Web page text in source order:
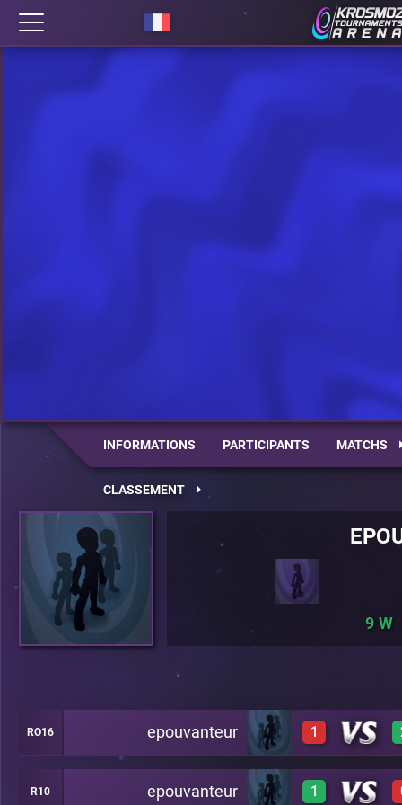
INFORMATIONS PARTICIPANTS MATCHS
CLASSEMENT
9
RO16 epouvanteur 1
0 C6
R10 epouvanteur 1